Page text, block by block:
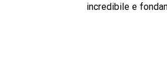
incredibile e